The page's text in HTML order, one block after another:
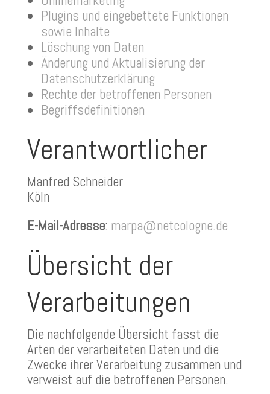
Plugins und eingebettete Funktionen
sowie Inhalte
Löschung von Daten
Änderung und Aktualisierung der
Datenschutzerklärung
Rechte der betroffenen Personen
Begriffsdefinitionen
Verantwortlicher
Manfred Schneider
Köln
E-Mail-Adresse: marpa@netcologne.de
Übersicht der
Verarbeitungen
Die nachfolgende Übersicht fasst die
Arten der verarbeiteten Daten und die
Zwecke ihrer Verarbeitung zusammen und
verweist auf die betroffenen Personen.